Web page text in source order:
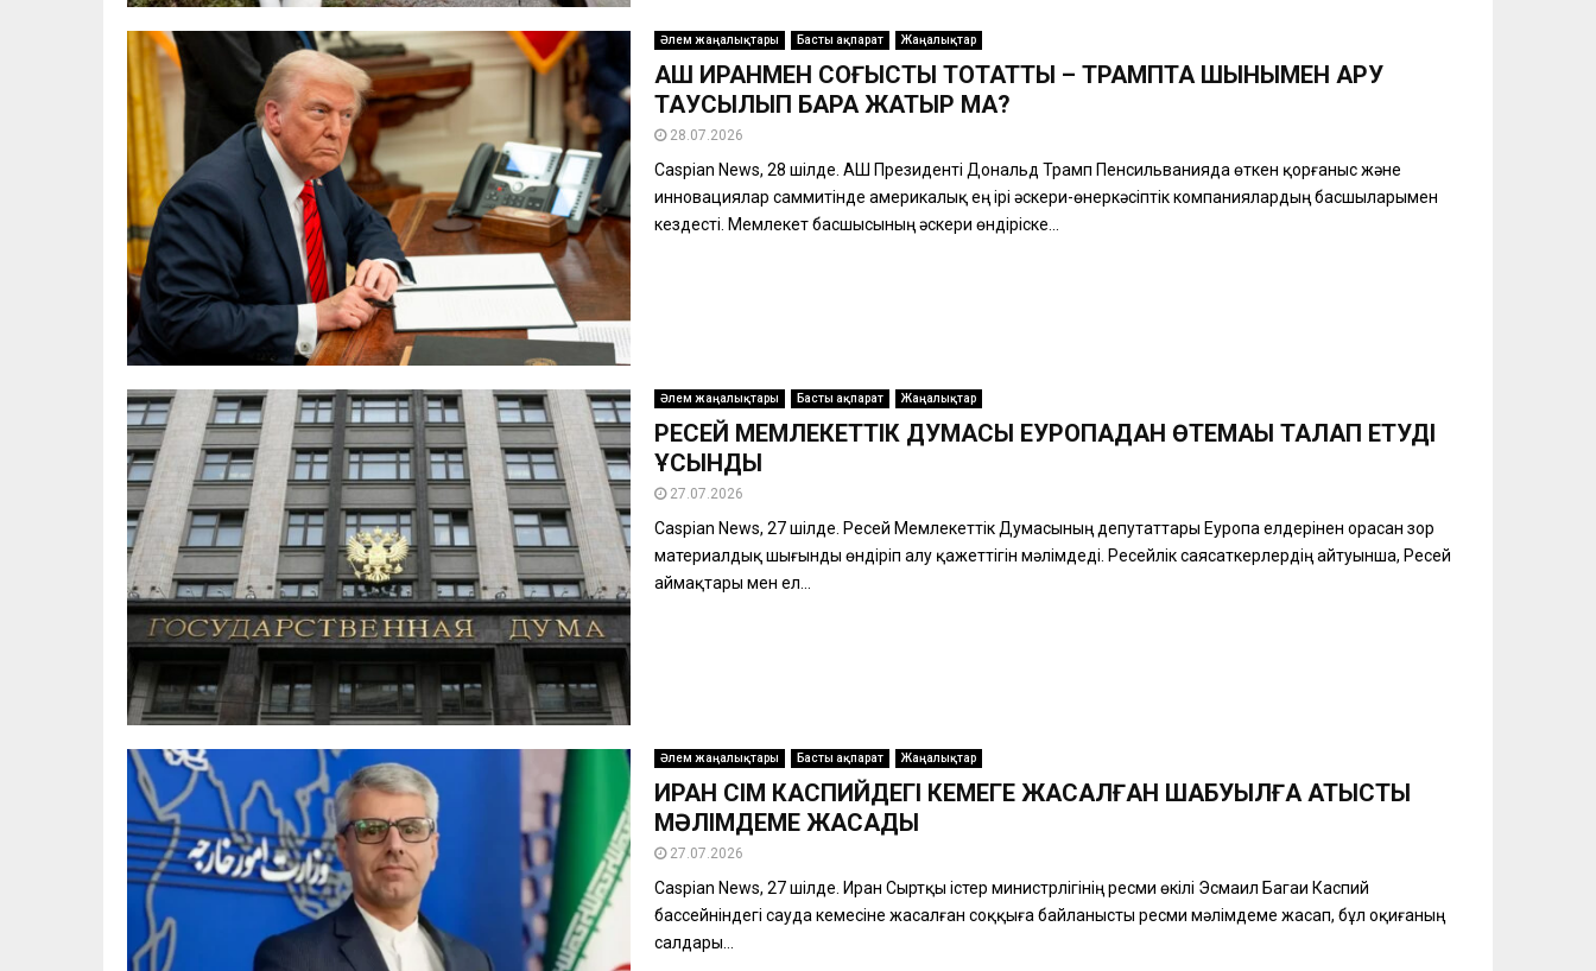
Әлем жаңалықтары Басты ақпарат Жаңалықтар
АҚШ ИРАНМЕН СОҒЫСТЫ ТОҚТАТТЫ – ТРАМПТА ШЫНЫМЕН ҚАРУ
ТАУСЫЛЫП БАРА ЖАТЫР МА?
28.07.2026
Caspian News, 28 шілде. АҚШ Президенті Дональд Трамп Пенсильванияда өткен қорғаныс және
инновациялар саммитінде америкалық ең ірі әскери-өнеркәсіптік компаниялардың басшыларымен
кездесті. Мемлекет басшысының әскери өндіріске...
Әлем жаңалықтары Басты ақпарат Жаңалықтар
РЕСЕЙ МЕМЛЕКЕТТІК ДУМАСЫ ЕУРОПАДАН ӨТЕМАҚЫ ТАЛАП ЕТУДІ
ҰСЫНДЫ
27.07.2026
Caspian News, 27 шілде. Ресей Мемлекеттік Думасының депутаттары Еуропа елдерінен орасан зор
материалдық шығынды өндіріп алу қажеттігін мәлімдеді. Ресейлік саясаткерлердің айтуынша, Ресей
аймақтары мен ел...
Әлем жаңалықтары Басты ақпарат Жаңалықтар
ИРАН СІМ КАСПИЙДЕГІ КЕМЕГЕ ЖАСАЛҒАН ШАБУЫЛҒА ҚАТЫСТЫ
МӘЛІМДЕМЕ ЖАСАДЫ
27.07.2026
Caspian News, 27 шілде. Иран Сыртқы істер министрлігінің ресми өкілі Эсмаил Багаи Каспий
бассейніндегі сауда кемесіне жасалған соққыға байланысты ресми мәлімдеме жасап, бұл оқиғаның
салдары...